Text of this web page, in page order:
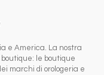
e America. La nostra
le boutique
marchi di orologeria e